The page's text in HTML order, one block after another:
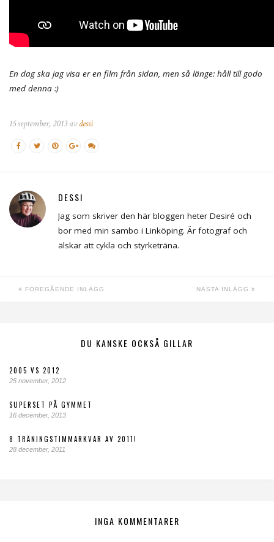
En dag ska jag visa er en film från sidan, men så länge: håll till godo
med denna :)
15 september, 2013 avdessi
DESSI
Jag som skriver den här bloggen heter Desiré och
bor med min sambo i Linköping. Är fotograf och
älskar att cykla och styrketräna.
FÖREGÅENDE INLÄGG NÄSTA INLÄGG
DU KANSKE OCKSÅ GILLAR
2005 VS 2012
25 november, 2012
SUPERSET PÅ GYMMET
16 december, 2013
8 TRÄNINGSTIMMARKVAR AV 2011!
28 december, 2011
INGA KOMMENTARER